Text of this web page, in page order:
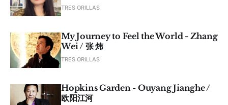
TRES ORILLAS
My Journey to Feel the World - Zhang
Wei / 张 炜
TRES ORILLAS
Hopkins Garden - Ouyang Jianghe /
欧阳江河